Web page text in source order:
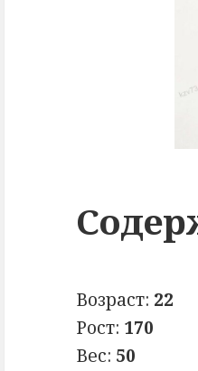
Возраст: 22
Рост: 170
Вес: 50